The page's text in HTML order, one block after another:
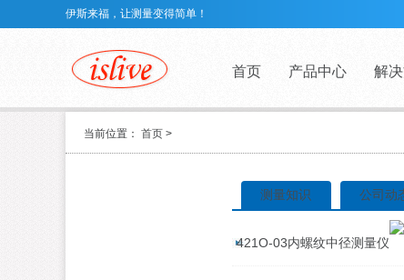
伊斯来福，让测量变得简单！
首页 产品中心 解
当前位置： 首页 >
测量知识 公司动
421O-03内螺纹中径测量仪